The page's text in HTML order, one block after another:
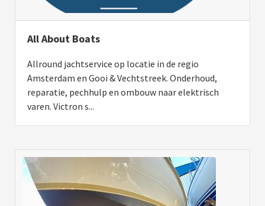
All About Boats
Allround jachtservice op locatie in de regio
Amsterdam en Gooi & Vechtstreek. Onderhoud,
reparatie, pechhulp en ombouw naar elektrisch
varen. Victron s...